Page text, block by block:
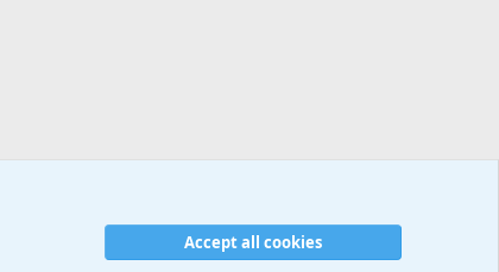
Accept all cookies